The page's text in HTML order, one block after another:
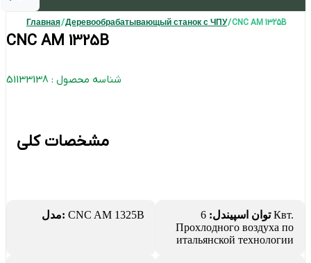
Главная/Деревообрабатывающый станок с ЧПУ/ CNC AM 1325B
CNC AM 1325B
شناسه محصول : 51133138
مشخصات کلی
مدل: CNC AM 1325B توان اسپیندل: 6 Квт.
Прохлодного воздуха по
итальянской технологии